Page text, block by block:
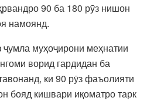
90 ба 180 рӯз нишон
намоянд.
муҳоҷирони меҳнатии
ворид гардидан ба
ки 90 рӯз фаъолияти
бояд кишвари иқоматро тарк